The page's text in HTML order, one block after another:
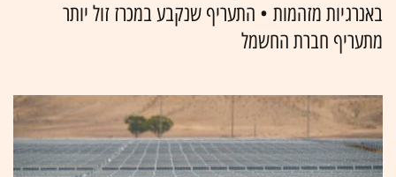
באנרגיות מזהמות • התעריף שנקבע במכרז זול יותר
מתעריף חברת החשמל